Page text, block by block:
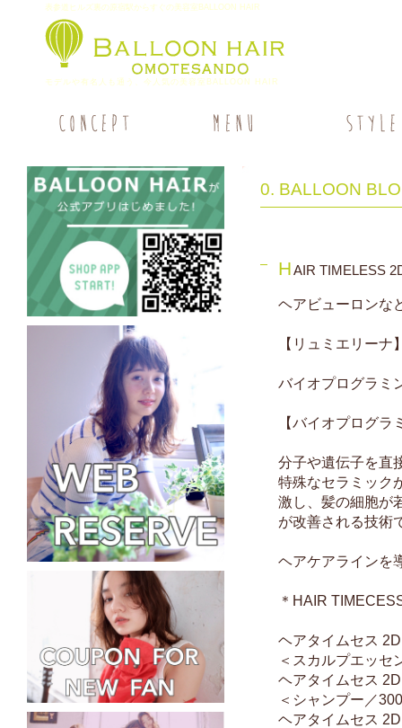
表参道ヒルズ裏の原宿駅からすぐの美容室BALLOON HAIR
モデルや有名人も通う、今人気の美容室BALLOON HAIR
0. BALLOON
HAIR TIMELESS
ヘアビューロンな
【リュミエリーナ
バイオプログラミ
【バイオプログラ
分子や遺伝子を直
特殊なセラミック
激し、髪の細胞が
が改善される技術
ヘアケアラインを
＊HAIR
ヘアタイムセス
＜スカルプエッセ
ヘアタイムセス
＜シャンプー／
ヘアタイムセス